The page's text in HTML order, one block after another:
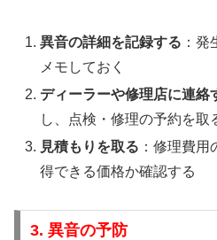
異音の詳細を記録する ：
メモしておく
ディーラーや修理店に連絡
し、点検・修理の予約を取
見積もりを取る ：修理費
得できる価格か確認する
3. 異音の予防